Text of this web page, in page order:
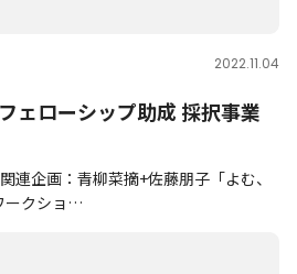
2022.11.04
ェローシップ助成 採択事業
企画：青柳菜摘+佐藤朋子「よむ、
ークショ…